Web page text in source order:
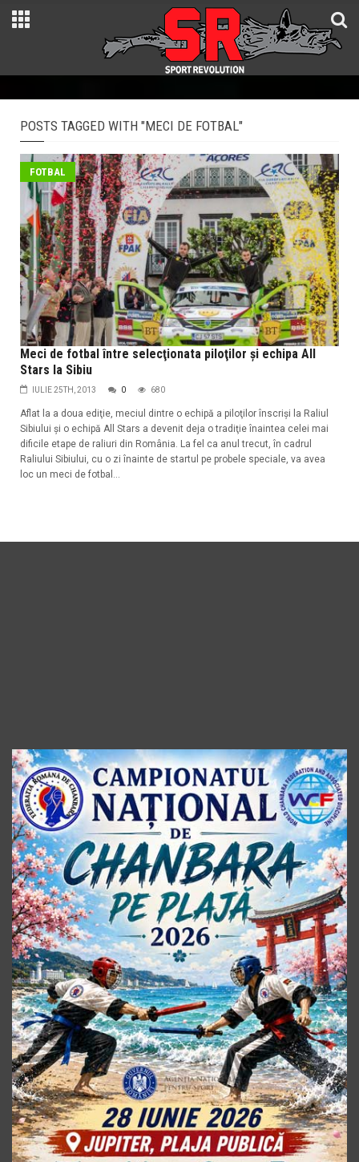
POSTS TAGGED WITH "MECI DE FOTBAL"
FOTBAL
Meci de fotbal între selecţionata piloţilor şi echipa All
Stars la Sibiu
IULIE 25TH, 2013 0 680
Aflat la a doua ediţie, meciul dintre o echipă a piloţilor înscrişi la Raliul
Sibiului şi o echipă All Stars a devenit deja o tradiţie înaintea celei mai
dificile etape de raliuri din România. La fel ca anul trecut, în cadrul
Raliului Sibiului, cu o zi înainte de startul pe probele speciale, va avea
loc un meci de fotbal...